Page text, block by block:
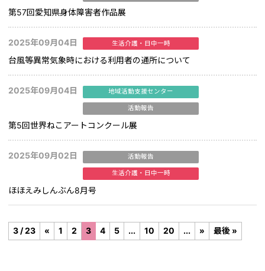
第57回愛知県身体障害者作品展
2025年09月04日 生活介護・日中一時
台風等異常気象時における利用者の通所について
2025年09月04日 地域活動支援センター
活動報告
第5回世界ねこアートコンクール展
2025年09月02日 活動報告
生活介護・日中一時
ほほえみしんぶん8月号
3 / 23 « 1 2 3 4 5 ... 10 20 ... » 最後 »